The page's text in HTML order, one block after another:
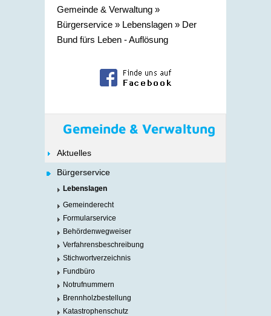
Gemeinde & Verwaltung »
Bürgerservice » Lebenslagen » Der
Bund fürs Leben - Auflösung
Gemeinde & Verwaltung
Aktuelles
Bürgerservice
Lebenslagen
Gemeinderecht
Formularservice
Behördenwegweiser
Verfahrensbeschreibung
Stichwortverzeichnis
Fundbüro
Notrufnummern
Brennholzbestellung
Katastrophenschutz